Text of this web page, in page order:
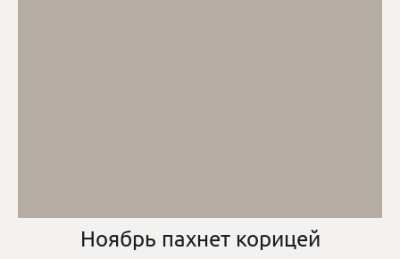
Ноябрь пахнет корицей